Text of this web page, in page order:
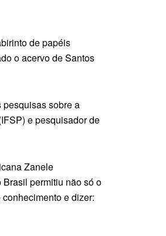
de papéis
o acervo de Santos
sobre a
e pesquisador de
Zanele
permitiu não só o
e dizer: